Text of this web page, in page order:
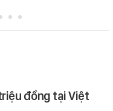
đồng tại Việt